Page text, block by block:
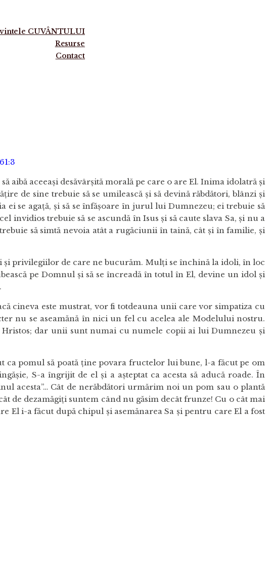
CUVÂNTULUI
Resurse
Contact
aibă aceeaşi desăvârşită morală pe care o are El. Inima idolatră şi
de sine trebuie să se umilească şi să devină răbdători, blânzi şi
se agaţă, şi să se înfăşoare în jurul lui Dumnezeu; ei trebuie să
trebuie să se ascundă în Isus şi să caute slava Sa, şi nu a
să simtă nevoia atât a rugăciunii în taină, cât şi în familie, şi
privilegiilor de care ne bucurăm. Mulţi se închină la idoli, în loc
pe Domnul şi să se încreadă în totul în El, devine un idol şi
cineva este mustrat, vor fi totdeauna unii care vor simpatiza cu
nu se aseamănă în nici un fel cu acelea ale Modelului nostru.
dar unii sunt numai cu numele copii ai lui Dumnezeu şi
ca pomul să poată ţine povara fructelor lui bune, l-a făcut pe om
S-a îngrijit de el şi a aşteptat ca acesta să aducă roade. În
acesta”… Cât de nerăbdători urmărim noi un pom sau o plantă
de dezamăgiţi suntem când nu găsim decât frunze! Cu o cât mai
El i-a făcut după chipul şi asemănarea Sa şi pentru care El a fost